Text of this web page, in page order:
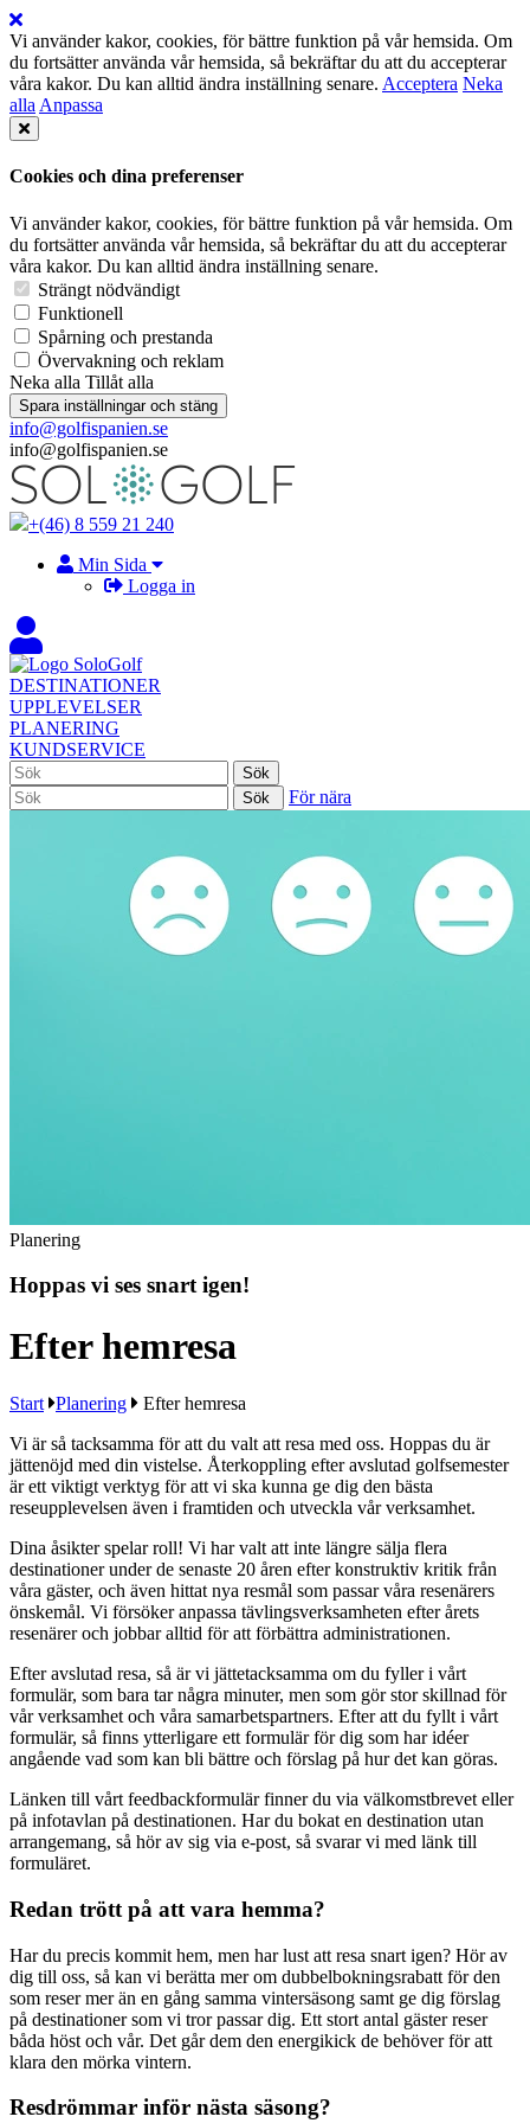
Vi använder kakor, cookies, för bättre funktion på vår hemsida. Om
du fortsätter använda vår hemsida, så bekräftar du att du accepterar
våra kakor. Du kan alltid ändra inställning senare. Acceptera Neka
alla Anpassa
Cookies och dina preferenser
Vi använder kakor, cookies, för bättre funktion på vår hemsida. Om
du fortsätter använda vår hemsida, så bekräftar du att du accepterar
våra kakor. Du kan alltid ändra inställning senare.
Strängt nödvändigt
Funktionell
Spårning och prestanda
Övervakning och reklam
Neka alla Tillåt alla
Spara inställningar och stäng
info@golfispanien.se
info@golfispanien.se
+(46) 8 559 21 240
Min Sida
Logga in
DESTINATIONER
UPPLEVELSER
PLANERING
KUNDSERVICE
För nära
Planering
Hoppas vi ses snart igen!
Efter hemresa
Start Planering
Efter hemresa
Vi är så tacksamma för att du valt att resa med oss. Hoppas du är
jättenöjd med din vistelse. Återkoppling efter avslutad golfsemester
är ett viktigt verktyg för att vi ska kunna ge dig den bästa
reseupplevelsen även i framtiden och utveckla vår verksamhet.
Dina åsikter spelar roll! Vi har valt att inte längre sälja flera
destinationer under de senaste 20 åren efter konstruktiv kritik från
våra gäster, och även hittat nya resmål som passar våra resenärers
önskemål. Vi försöker anpassa tävlingsverksamheten efter årets
resenärer och jobbar alltid för att förbättra administrationen.
Efter avslutad resa, så är vi jättetacksamma om du fyller i vårt
formulär, som bara tar några minuter, men som gör stor skillnad för
vår verksamhet och våra samarbetspartners. Efter att du fyllt i vårt
formulär, så finns ytterligare ett formulär för dig som har idéer
angående vad som kan bli bättre och förslag på hur det kan göras.
Länken till vårt feedbackformulär finner du via välkomstbrevet eller
på infotavlan på destinationen. Har du bokat en destination utan
arrangemang, så hör av sig via e-post, så svarar vi med länk till
formuläret.
Redan trött på att vara hemma?
Har du precis kommit hem, men har lust att resa snart igen? Hör av
dig till oss, så kan vi berätta mer om dubbelbokningsrabatt för den
som reser mer än en gång samma vintersäsong samt ge dig förslag
på destinationer som vi tror passar dig. Ett stort antal gäster reser
båda höst och vår. Det går dem den energikick de behöver för att
klara den mörka vintern.
Resdrömmar inför nästa säsong?